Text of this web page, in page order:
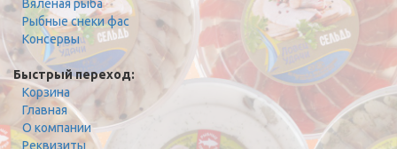
Вяленая рыба
Рыбные снеки фас
Консервы
Быстрый переход:
Корзина
Главная
О компании
Реквизиты